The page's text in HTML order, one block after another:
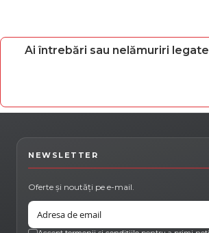
Ai întrebări sau nelămuriri
NEWSLETTER
Oferte și noutăți pe e-mail.
Email